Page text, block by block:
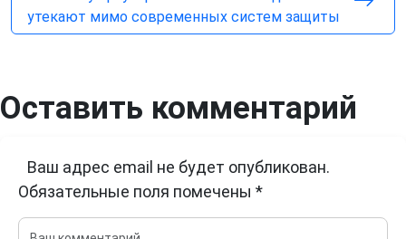
утекают мимо современных систем защиты
Оставить комментарий
Ваш адрес email не будет опубликован.
Обязательные поля помечены *